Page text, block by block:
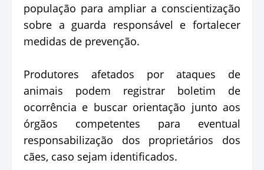
população para ampliar a conscientização
sobre a guarda responsável e fortalecer
medidas de prevenção.
Produtores afetados por ataques de
animais podem registrar boletim de
ocorrência e buscar orientação junto aos
órgãos competentes para eventual
responsabilização dos proprietários dos
cães, caso sejam identificados.